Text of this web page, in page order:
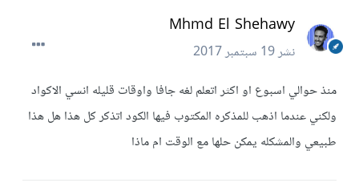
Mhmd El Shehawy
نشر19 سبتمبر 2017
منذ حوالي اسبوع او اكثر اتعلم لغه جافا واوقات قليله انسي الاكواد
ولكني عندما اذهب للمذكره المكتوب فيها الكود اتذكر كل هذا هل هذا
طبيعي والمشكله يمكن حلها مع الوقت ام ماذا